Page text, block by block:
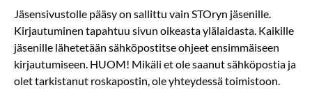
Jäsensivustolle pääsy on sallittu vain STOryn jäsenille.
Kirjautuminen tapahtuu sivun oikeasta ylälaidasta. Kaikille
jäsenille lähetetään sähköpostitse ohjeet ensimmäiseen
kirjautumiseen. HUOM! Mikäli et ole saanut sähköpostia ja
olet tarkistanut roskapostin, ole yhteydessä toimistoon.